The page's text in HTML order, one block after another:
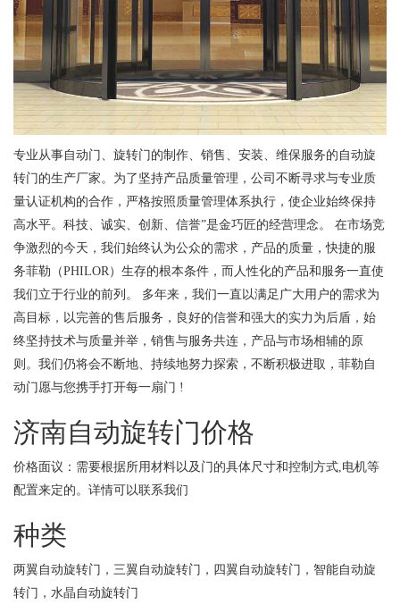
专业从事自动门、旋转门的制作、销售、安装、维保服务的自动旋
转门的生产厂家。为了坚持产品质量管理，公司不断寻求与专业质
量认证机构的合作，严格按照质量管理体系执行，使企业始终保持
高水平。科技、诚实、创新、信誉”是金巧匠的经营理念。 在市场竞
争激烈的今天，我们始终认为公众的需求，产品的质量，快捷的服
务菲勒（PHILOR）生存的根本条件，而人性化的产品和服务一直使
我们立于行业的前列。 多年来，我们一直以满足广大用户的需求为
高目标，以完善的售后服务，良好的信誉和强大的实力为后盾，始
终坚持技术与质量并举，销售与服务共连，产品与市场相辅的原
则。我们仍将会不断地、持续地努力探索，不断积极进取，菲勒自
动门愿与您携手打开每一扇门 !
济南自动旋转门价格
价格面议：需要根据所用材料以及门的具体尺寸和控制方式,电机等
配置来定的。详情可以联系我们
种类
两翼自动旋转门，三翼自动旋转门，四翼自动旋转门，智能自动旋
转门，水晶自动旋转门